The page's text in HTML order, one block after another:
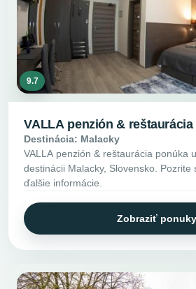
9.7
VALLA penzión & reštaurácia
Destinácia: Malacky
VALLA penzión & reštaurácia ponúka
destinácii Malacky, Slovensko. Pozrite
ďalšie informácie.
Zobraziť ponuky